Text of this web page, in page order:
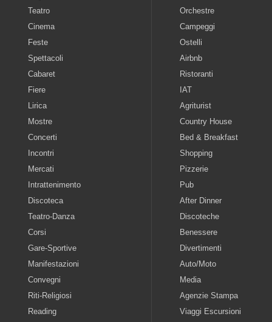
Teatro
Cinema
Feste
Spettacoli
Cabaret
Fiere
Lirica
Mostre
Concerti
Incontri
Mercati
Intrattenimento
Discoteca
Teatro-Danza
Corsi
Gare-Sportive
Manifestazioni
Convegni
Riti-Religiosi
Reading
Orchestre
Campeggi
Ostelli
Airbnb
Ristoranti
IAT
Agriturist
Country House
Bed & Breakfast
Shopping
Pizzerie
Pub
After Dinner
Discoteche
Benessere
Divertimenti
Auto/Moto
Media
Agenzie Stampa
Viaggi Escursioni